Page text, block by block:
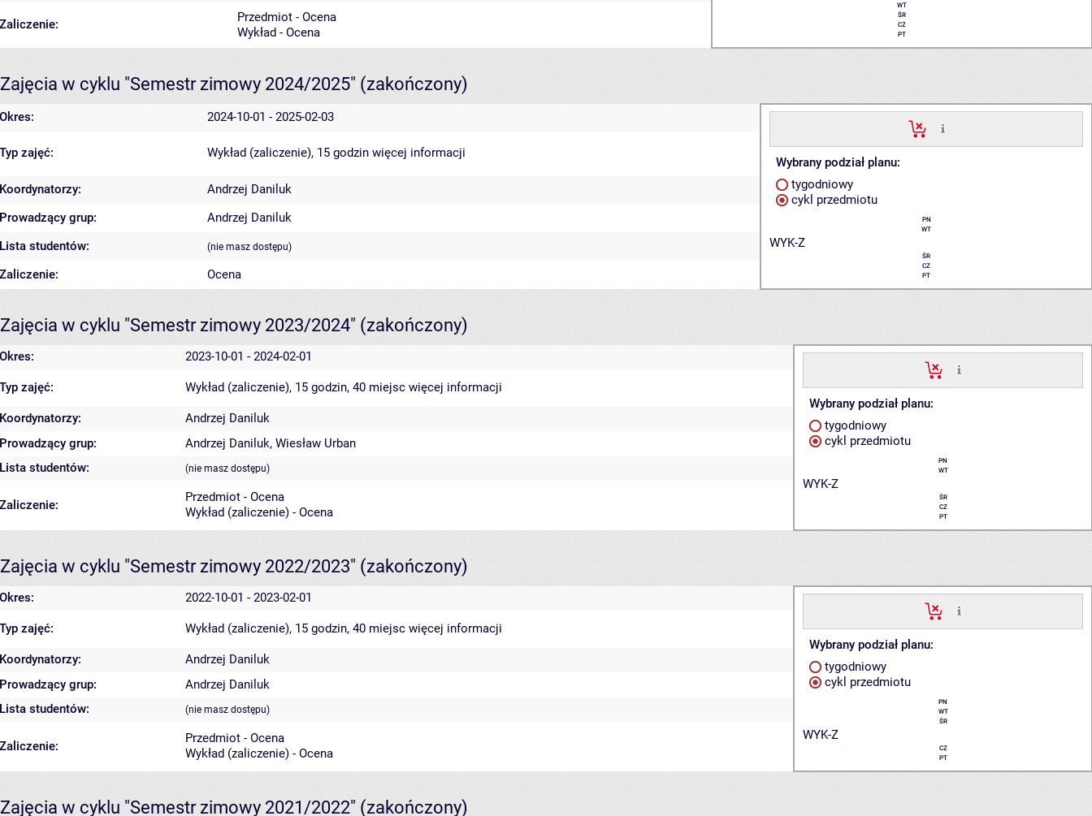
WT
ŚR
CZ
PT
Zaliczenie:
Przedmiot - Ocena
Wykład - Ocena
Zajęcia w cyklu "Semestr zimowy 2024/2025" (zakończony)
Okres: 2024-10-01 - 2025-02-03
Wybrany podział planu:
tygodniowy
cykl przedmiotu
PN
WT
WYK-Z
ŚR
CZ
PT
Typ zajęć: Wykład (zaliczenie), 15 godzin więcej informacji
Koordynatorzy:
Andrzej Daniluk
Prowadzący grup:
Andrzej Daniluk
Lista studentów:
(nie masz dostępu)
Zaliczenie: Ocena
Zajęcia w cyklu "Semestr zimowy 2023/2024" (zakończony)
Okres: 2023-10-01 - 2024-02-01
Wybrany podział planu:
tygodniowy
cykl przedmiotu
PN
WT
WYK-Z
ŚR
CZ
PT
Typ zajęć: Wykład (zaliczenie), 15 godzin, 40 miejsc więcej informacji
Koordynatorzy:
Andrzej Daniluk
Prowadzący grup:
Andrzej Daniluk, Wiesław Urban
Lista studentów:
(nie masz dostępu)
Zaliczenie:
Przedmiot - Ocena
Wykład (zaliczenie) - Ocena
Zajęcia w cyklu "Semestr zimowy 2022/2023" (zakończony)
Okres: 2022-10-01 - 2023-02-01
Wybrany podział planu:
tygodniowy
cykl przedmiotu
PN
WT
ŚR
WYK-Z
CZ
PT
Typ zajęć: Wykład (zaliczenie), 15 godzin, 40 miejsc więcej informacji
Koordynatorzy:
Andrzej Daniluk
Prowadzący grup:
Andrzej Daniluk
Lista studentów:
(nie masz dostępu)
Zaliczenie:
Przedmiot - Ocena
Wykład (zaliczenie) - Ocena
Zajęcia w cyklu "Semestr zimowy 2021/2022" (zakończony)